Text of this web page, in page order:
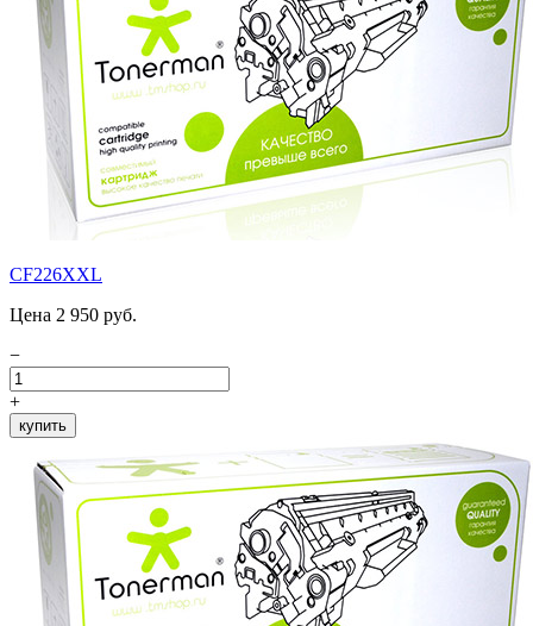
CF226XXL
Цена 2 950 руб.
−
+
купить